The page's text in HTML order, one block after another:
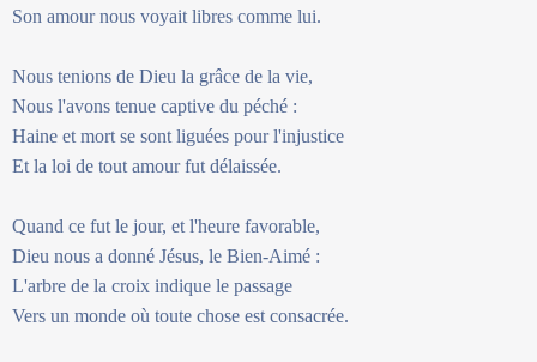
Son amour nous voyait libres comme lui.
Nous tenions de Dieu la grâce de la vie,
Nous l'avons tenue captive du péché :
Haine et mort se sont liguées pour l'injustice
Et la loi de tout amour fut délaissée.
Quand ce fut le jour, et l'heure favorable,
Dieu nous a donné Jésus, le Bien-Aimé :
L'arbre de la croix indique le passage
Vers un monde où toute chose est consacrée.